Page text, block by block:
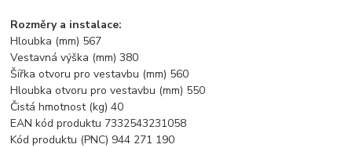
Rozměry a instalace:
Hloubka (mm) 567
Vestavná výška (mm) 380
Šířka otvoru pro vestavbu (mm) 560
Hloubka otvoru pro vestavbu (mm) 550
Čistá hmotnost (kg) 40
EAN kód produktu 7332543231058
Kód produktu (PNC) 944 271 190